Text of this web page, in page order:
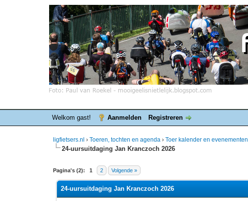
Welkom gast! Aanmelden Registreren
ligfietsers.nl ›Toeren, tochten en agenda ›Toer kalender en evenementen
24-uursuitdaging Jan Kranczoch 2026
Pagina's (2): 1 2 Volgende »
0 stemmen - gemiddelde waardering is 0
1
2
3
4
5
24-uursuitdaging Jan Kranczoch 2026